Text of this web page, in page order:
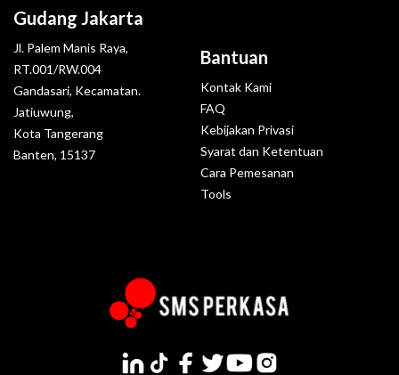
Gudang Jakarta
Jl. Palem Manis Raya,
RT.001/RW.004
Gandasari, Kecamatan.
Jatiuwung,
Kota Tangerang
Banten, 15137
Bantuan
Kontak Kami
FAQ
Kebijakan Privasi
Syarat dan Ketentuan
Cara Pemesanan
Tools